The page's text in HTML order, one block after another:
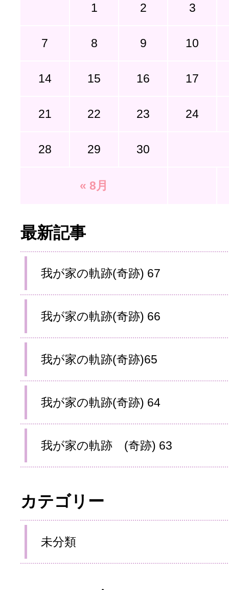
« 8月
1 2 3
7 8 9 10
14 15 16 17
21 22 23 24
28 29 30
最新記事
我が家の軌跡(奇跡) 67
我が家の軌跡(奇跡) 66
我が家の軌跡(奇跡)65
我が家の軌跡(奇跡) 64
我が家の軌跡 (奇跡) 63
カテゴリー
未分類